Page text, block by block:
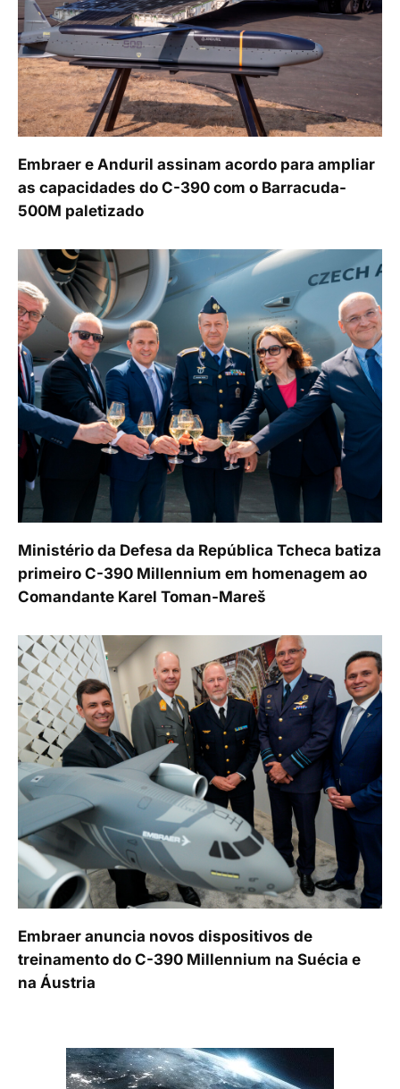
Embraer e Anduril assinam acordo para ampliar
as capacidades do C-390 com o Barracuda-
500M paletizado
Ministério da Defesa da República Tcheca batiza
primeiro C-390 Millennium em homenagem ao
Comandante Karel Toman-Mareš
Embraer anuncia novos dispositivos de
treinamento do C-390 Millennium na Suécia e
na Áustria